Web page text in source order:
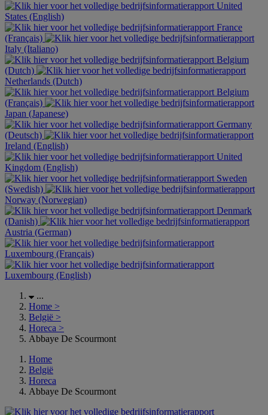
United
States (English)
France
(Français)
Italy (Italiano)
Belgium
(Dutch)
Netherlands (Dutch)
Belgium
(Français)
Japan (Japanese)
Germany
(Deutsch)
Ireland (English)
United
Kingdom (English)
Sweden
(Swedish)
Norway (Norwegian)
Denmark
(Danish)
Austria (German)
Luxembourg (Français)
Luxembourg (English)
...
Home >
België >
Horeca >
Abbaye De Scourmont
Home
België
Horeca
Abbaye De Scourmont